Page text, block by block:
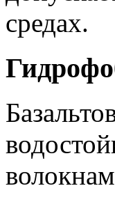
средах.